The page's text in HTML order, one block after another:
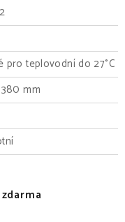
pro teplovodní do 27°C
mm